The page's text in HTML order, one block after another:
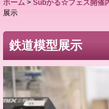
ホーム > Subかる☆フェス開催
展示
鉄道模型展示